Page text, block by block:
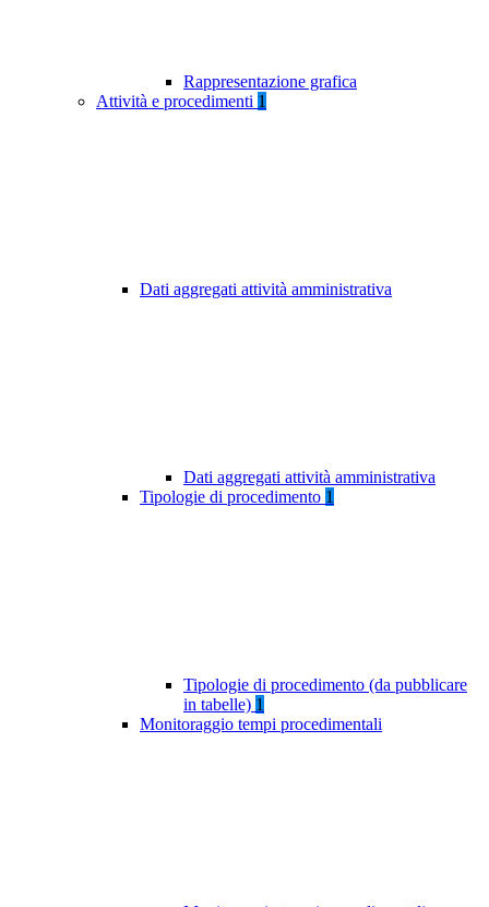
Rappresentazione grafica
Attività e procedimenti 1
Dati aggregati attività amministrativa
Dati aggregati attività amministrativa
Tipologie di procedimento 1
Tipologie di procedimento (da pubblicare
in tabelle) 1
Monitoraggio tempi procedimentali